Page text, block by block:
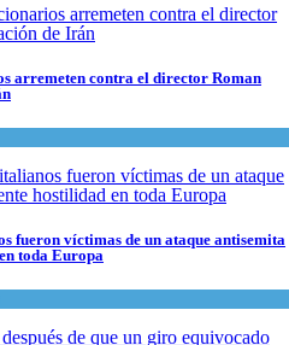
arremeten contra el director Roman
fueron víctimas de un ataque antisemita
toda Europa